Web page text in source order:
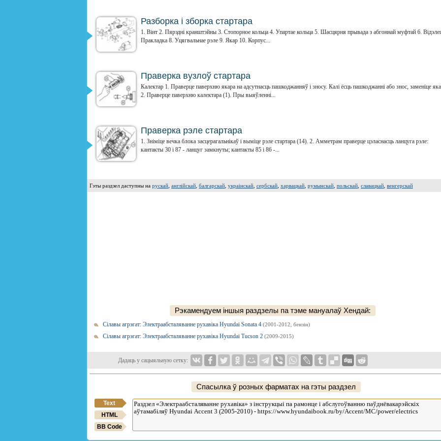
Разборка і зборка стартара
1. Вінт 2. Пярэдні кранштэйны 3. Стопорное кольца 4. Упартае кольца 5. Шасцярня прывада з абгоннай муфтай 6.
Пракладка 8. Уцягвальнае рэле 9. Якар 10. Корпус...
Праверка вузлоў стартара
Калектар 1. Праверце паверхню якара на адсутнасць пашкоджанняў і зносу. Калі ёсць пашкоджанні або знос, заменіце
2. Праверце паверхню калектара (1). Пры выяўленні...
Праверка рэле стартара
1. Зніміце вечка блока засцерагальнікаў і выміце рэле стартара (14). 2. Амметрам праверце цэласнасць ланцуга рэле:
кантакты 30 і 87 - ланцуг замкнуты; кантакты 85 і 86 -...
Гэты раздзел даступны на рускай англійскай балгарскай украінскай сербскай харвацкай румынскай польскай славацкай венгерскай
Рэкамендуем іншыя раздзелы па тэме мануалаў Хендай:
Сілавы агрэгат: Электраабсталяванне рухавіка Hyundai Sonata 4 (2001-2012, бензін)
Сілавы агрэгат: Электраабсталяванне рухавіка Hyundai Tucson 2 (2009-2015)
Дадаць у сацыяльную сетку:
Спасылка ў розных фарматах на гэты раздзел
Text
HTML
BB Code